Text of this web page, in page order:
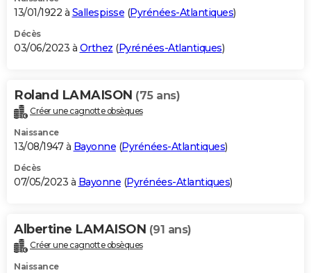
13/01/1922 à Sallespisse (Pyrénées-Atlantiques)
Décès
03/06/2023 à Orthez (Pyrénées-Atlantiques)
Roland LAMAISON (75 ans)
Créer une cagnotte obsèques
Naissance
13/08/1947 à Bayonne (Pyrénées-Atlantiques)
Décès
07/05/2023 à Bayonne (Pyrénées-Atlantiques)
Albertine LAMAISON (91 ans)
Créer une cagnotte obsèques
Naissance